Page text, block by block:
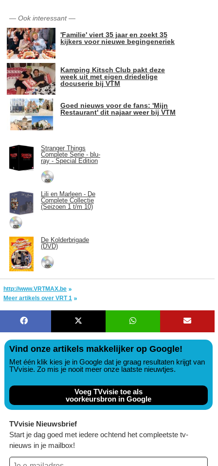
— Ook interessant—
'Familie' viert 35 jaar en zoekt 35
kijkers voor nieuwe begingeneriek
Kamping Kitsch Club pakt deze
week uit met eigen driedelige
docuserie bij VTM
Goed nieuws voor de fans: 'Mijn
Restaurant' dit najaar weer bij VTM
Stranger Things
Complete Serie - blu-
ray - Special Edition
Lili en Marleen - De
Complete Collectie
(Seizoen 1 t/m 10)
De Kolderbrigade
(DVD)
http://www.VRTMAX.be
Meer artikels over VRT 1
Vind onze artikels makkelijker op Google!
Met één klik kies je in Google dat je graag resultaten krijgt van
TVvisie. Zo mis je nooit meer onze laatste nieuwtjes.
Voeg TVvisie toe als
voorkeursbron in Google
TVvisie Nieuwsbrief
Start je dag goed met iedere ochtend het compleetste tv-
nieuws in je mailbox!